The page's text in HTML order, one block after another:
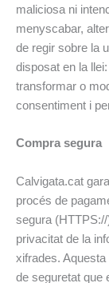
maliciosa ni
menyscabar,
de regir sobre la
disposat en la
transformar o
consentiment i
Compra segura
Calvigata.cat
procés de
segura (HTTPS://
privacitat de la
xifrades.
de seguretat que